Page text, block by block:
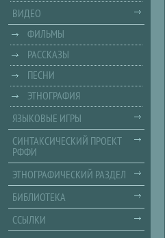
ВИДЕО
ФИЛЬМЫ
РАССКАЗЫ
ПЕСНИ
ЭТНОГРАФИЯ
ЯЗЫКОВЫЕ ИГРЫ
СИНТАКСИЧЕСКИЙ ПРОЕКТ
РФФИ
ЭТНОГРАФИЧЕСКИЙ РАЗДЕЛ
БИБЛИОТЕКА
ССЫЛКИ